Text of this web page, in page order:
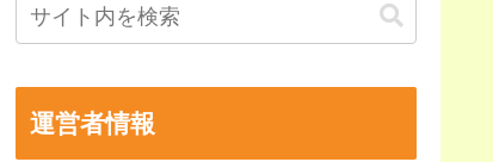
運営者情報